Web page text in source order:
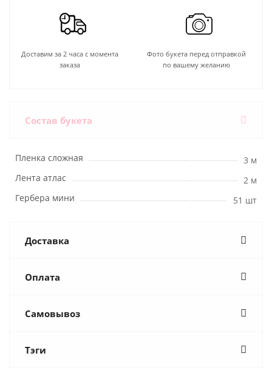
Доставим за 2 часа с момента
заказа
Фото букета перед отправкой
по вашему желанию
Состав букета
Пленка сложная
3 м
Лента атлас
2 м
Гербера мини
51 шт
Доставка
Оплата
Самовывоз
Тэги